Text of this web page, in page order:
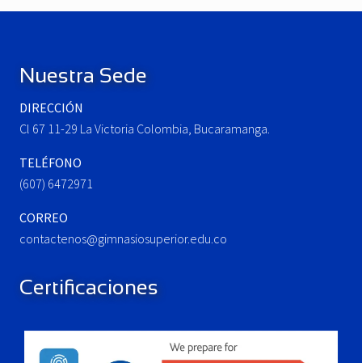
o
s
t
:
t
:
Nuestra Sede
DIRECCIÓN
Cl 67 11-29 La Victoria Colombia, Bucaramanga.
TELÉFONO
(607) 6472971
CORREO
contactenos@gimnasiosuperior.edu.co
Certificaciones